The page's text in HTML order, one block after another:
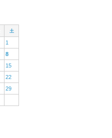
土
1
8
15
22
29